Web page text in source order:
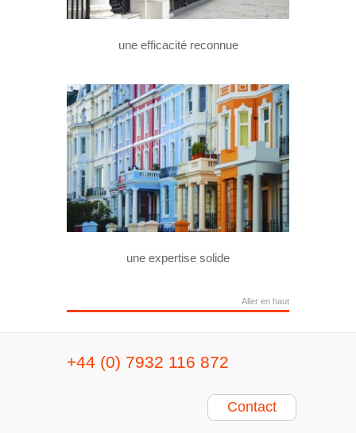
une efficacité reconnue
une expertise solide
Aller en haut
+44 (0) 7932 116 872
Contact